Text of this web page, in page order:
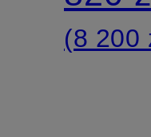
(8 200